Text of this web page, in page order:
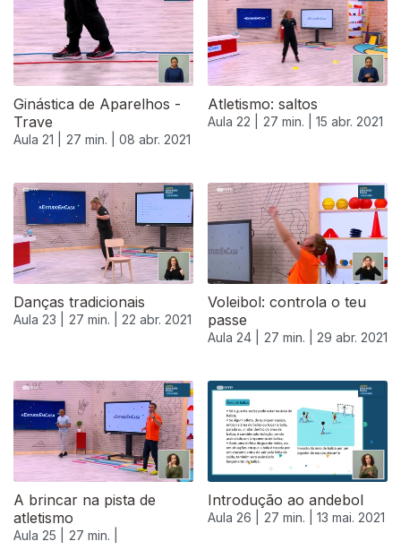
Ginástica de Aparelhos -
Trave
Aula 21 | 27 min. | 08 abr. 2021
Atletismo: saltos
Aula 22 | 27 min. | 15 abr. 2021
Danças tradicionais
Aula 23 | 27 min. | 22 abr. 2021
Voleibol: controla o teu
passe
Aula 24 | 27 min. | 29 abr. 2021
540381
A brincar na pista de
atletismo
Aula 25 |
27 min. |
Introdução ao andebol
Aula 26 | 27 min. | 13 mai. 2021